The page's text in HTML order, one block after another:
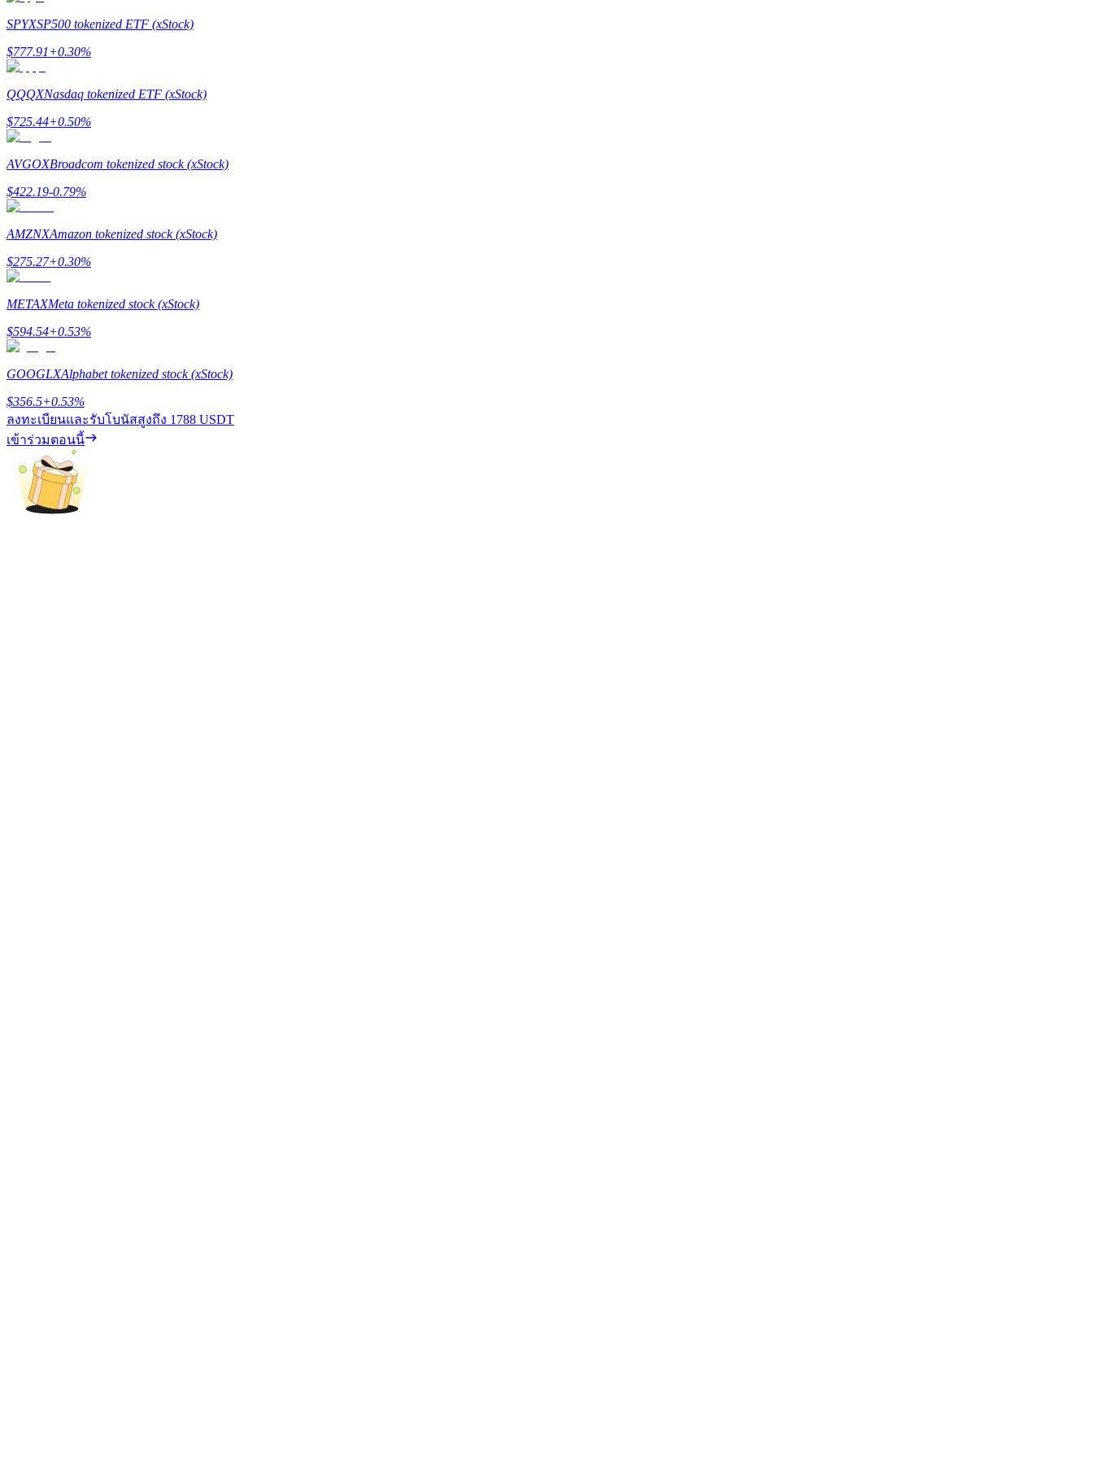
แนะนำ
คู่มือเริ่มต้นฟิวเจอร์ส
เรียนรู้วิธีการรักษาผลกำไร
SPYXSP500 tokenized ETF (xStock)
$777.91+0.30%
QQQXNasdaq tokenized ETF (xStock)
$725.44+0.50%
AVGOXBroadcom tokenized stock (xStock)
$422.19-0.79%
AMZNXAmazon tokenized stock (xStock)
$275.27+0.30%
METAXMeta tokenized stock (xStock)
$594.54+0.53%
GOOGLXAlphabet tokenized stock (xStock)
$356.5+0.53%
ลงทะเบียนและรับโบนัสสูงถึง 1788 USDT
เข้าร่วมตอนนี้